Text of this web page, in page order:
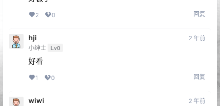
2 0 回复
hji
小绅士 Lv0
2 年前
好看
1 0 回复
wiwi 2 年前